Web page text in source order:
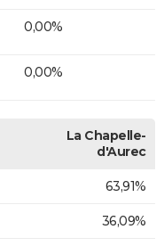
0,00%
0,00%
La Chapelle-
d'Aurec
63,91%
36,09%